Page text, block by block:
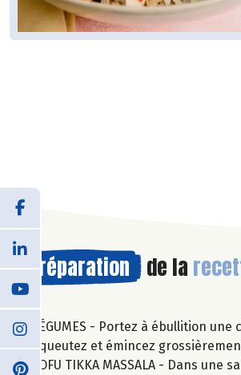
Préparation de la
LÉGUMES - Portez à ébullition
équeutez et émincez
TOFU TIKKA MASSALA - Dans